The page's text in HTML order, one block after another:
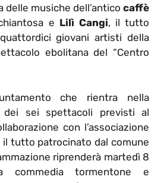
delle musiche dell’antico caffè
e Lilì Cangi, il tutto
giovani artisti della
ebolitana del “Centro
che rientra nella
dei sei spettacoli previsti al
con l’associazione
il tutto patrocinato dal comune
riprenderà martedì 8
commedia tormentone e